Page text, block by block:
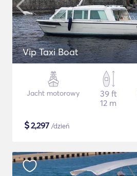
Vip Taxi Boat
Jacht motorowy
39 ft
12 m
$2,297 /dzień